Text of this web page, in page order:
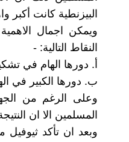
البيزنطية كانت أكبر
ويمكن اجمال
النقاط التالية: -
أ. دورها الهام في
ب. دورها الكبير في
وعلى الرغم من
المسلمين الا ان
وبعد ان تأكد